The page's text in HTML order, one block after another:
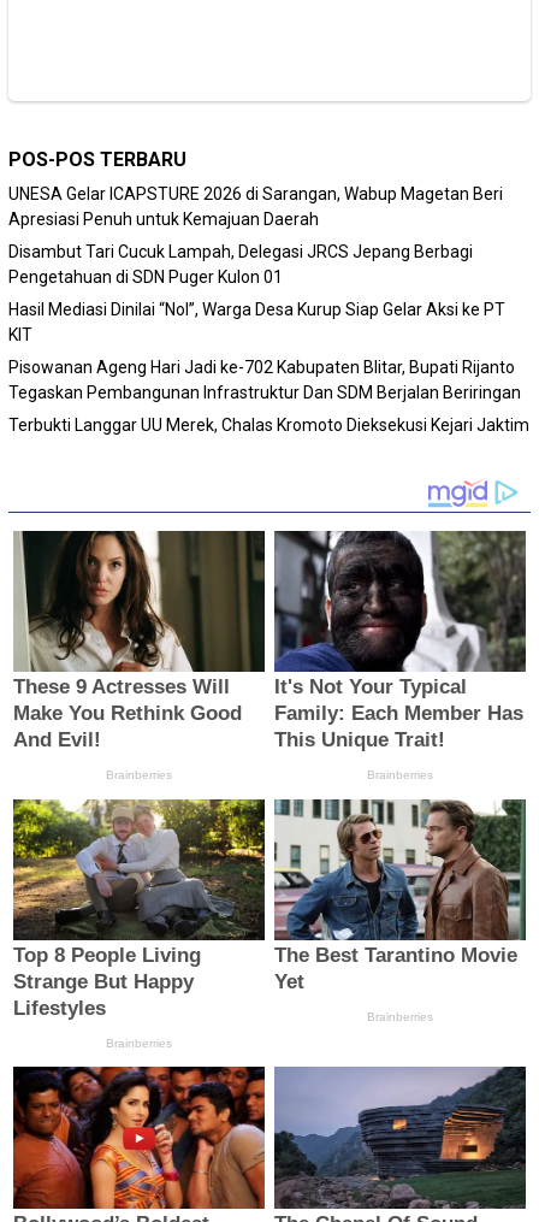
POS-POS TERBARU
‎UNESA Gelar ICAPSTURE 2026 di Sarangan, Wabup Magetan Beri
Apresiasi Penuh untuk Kemajuan Daerah
Disambut Tari Cucuk Lampah, Delegasi JRCS Jepang Berbagi
Pengetahuan di SDN Puger Kulon 01
Hasil Mediasi Dinilai “Nol”, Warga Desa Kurup Siap Gelar Aksi ke PT
KIT
Pisowanan Ageng Hari Jadi ke-702 Kabupaten Blitar, Bupati Rijanto
Tegaskan Pembangunan Infrastruktur Dan SDM Berjalan Beriringan
Terbukti Langgar UU Merek, Chalas Kromoto Dieksekusi Kejari Jaktim